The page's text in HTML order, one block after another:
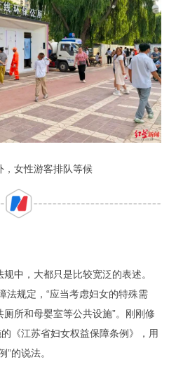
女性游客排队等候
中，大都只是比较宽泛的表述。
法规定，“应当考虑妇女的特殊需
所和母婴室等公共设施”。刚刚修
《江苏省妇女权益保障条例》，用
”的说法。